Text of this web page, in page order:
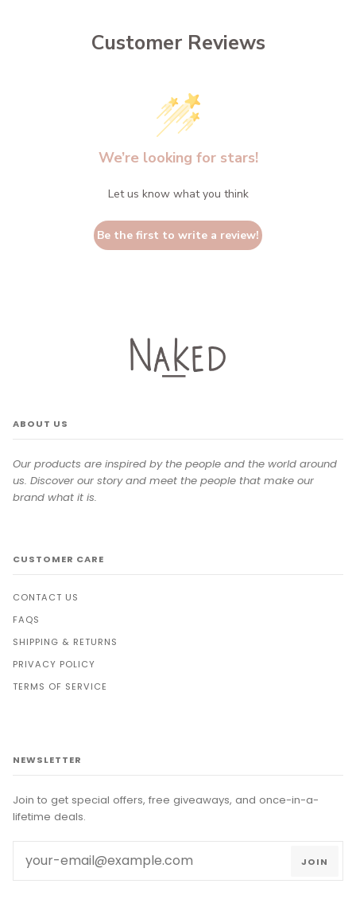
Customer Reviews
We’re looking for stars!
Let us know what you think
Be the first to write a review!
ABOUT US
Our products are inspired by the people and the world around
us. Discover our story and meet the people that make our
brand what it is.
CUSTOMER CARE
CONTACT US
FAQS
SHIPPING & RETURNS
PRIVACY POLICY
TERMS OF SERVICE
NEWSLETTER
Join to get special offers, free giveaways, and once-in-a-
lifetime deals.
JOIN